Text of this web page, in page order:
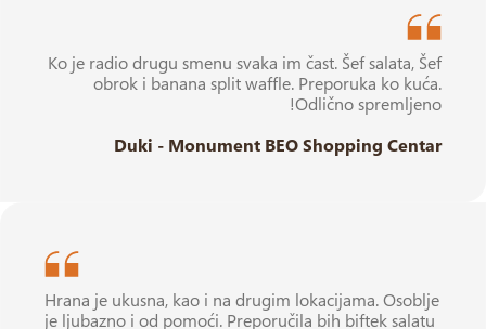
Ko je radio drugu smenu svaka im čast. Šef salata, Šef
obrok i banana split waffle. Preporuka ko kuća.
Odlično spremljeno!
Duki - Monument BEO Shopping Centar
Hrana je ukusna, kao i na drugim lokacijama. Osoblje
je ljubazno i od pomoći. Preporučila bih biftek salatu